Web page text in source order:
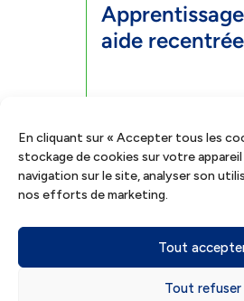
En cliquant sur « Accepter tous les
stockage de cookies sur votre appareil
navigation sur le site, analyser son
nos efforts de marketing.
Tout
Tout refuser
aide recentrée
SOCIAL